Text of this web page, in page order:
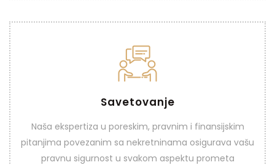
Savetovanje
Naša ekspertiza u poreskim, pravnim i finansijskim
pitanjima povezanim sa nekretninama osigurava vašu
pravnu sigurnost u svakom aspektu prometa
VIDI VIŠE